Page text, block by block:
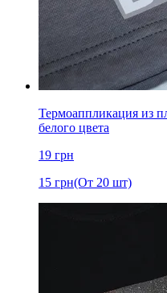
Термоаппликация из
белого цвета
19 грн
15 грн(От 20 шт)